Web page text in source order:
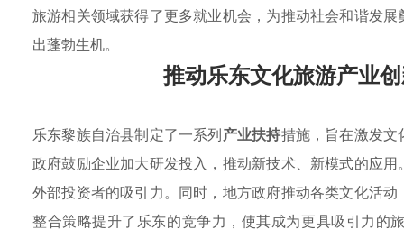
旅游相关领域获得了更多就业机会，为推动社会和谐发
出蓬勃生机。
推动乐东文化旅游产业
乐东黎族自治县制定了一系列产业扶持措施，旨在激发
政府鼓励企业加大研发投入，推动新技术、新模式的应
外部投资者的吸引力。同时，地方政府推动各类文化活
整合策略提升了乐东的竞争力，使其成为更具吸引力的